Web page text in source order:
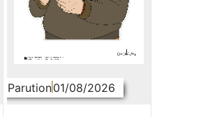
Parution01/08/2026